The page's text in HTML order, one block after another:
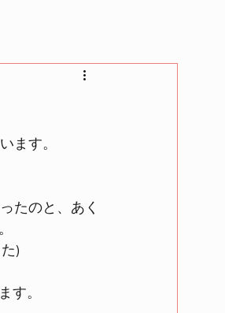
ます。
たのと、あく
)
す。